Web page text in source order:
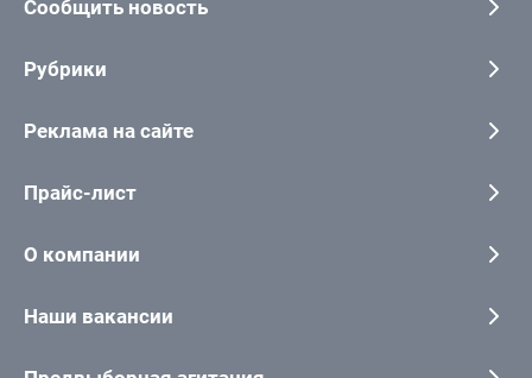
Сообщить новость
Рубрики
Реклама на сайте
Прайс-лист
О компании
Наши вакансии